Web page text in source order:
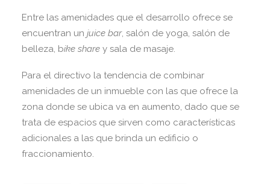
Entre las amenidades que el desarrollo ofrece se
encuentran un juice bar, salón de yoga, salón de
belleza, bike share y sala de masaje.
Para el directivo la tendencia de combinar
amenidades de un inmueble con las que ofrece la
zona donde se ubica va en aumento, dado que se
trata de espacios que sirven como características
adicionales a las que brinda un edificio o
fraccionamiento.